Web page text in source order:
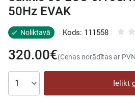
50Hz EVAK
Noliktavā Kods: 111558
320.00€(Cenas norādītas ar
Ielikt